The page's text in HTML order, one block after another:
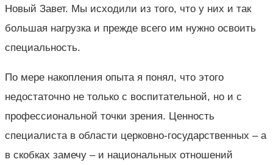
Новый Завет. Мы исходили из того, что у них и так
большая нагрузка и прежде всего им нужно освоить
специальность.
По мере накопления опыта я понял, что этого
недостаточно не только с воспитательной, но и с
профессиональной точки зрения. Ценность
специалиста в области церковно-государственных – а
в скобках замечу – и национальных отношений